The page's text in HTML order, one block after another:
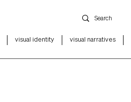
visual identity visual narratives